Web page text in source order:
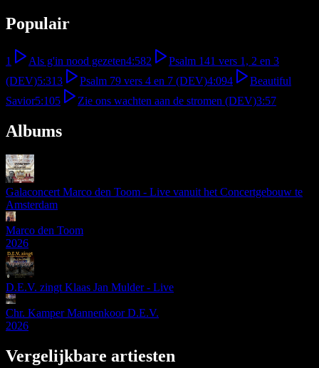
Populair
1 Als g'in nood gezeten4:582
Psalm 141 vers 1, 2 en 3
(DEV)5:313 Psalm 79 vers 4 en 7 (DEV)4:094
Beautiful
Savior5:105 Zie ons wachten aan de stromen (DEV)3:57
Albums
Galaconcert Marco den Toom - Live vanuit het Concertgebouw te
Amsterdam
Marco den Toom
2026
D.E.V. zingt Klaas Jan Mulder - Live
Chr. Kamper Mannenkoor D.E.V.
2026
Vergelijkbare artiesten